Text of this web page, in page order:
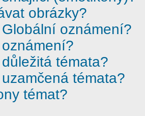
obrázky?
oznámení?
témata?
témata?
témat?